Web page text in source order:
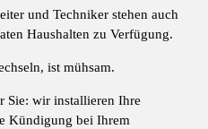
und Techniker stehen auch
Haushalten zu Verfügung.
ist mühsam.
Sie: wir installieren Ihre
Kündigung bei Ihrem